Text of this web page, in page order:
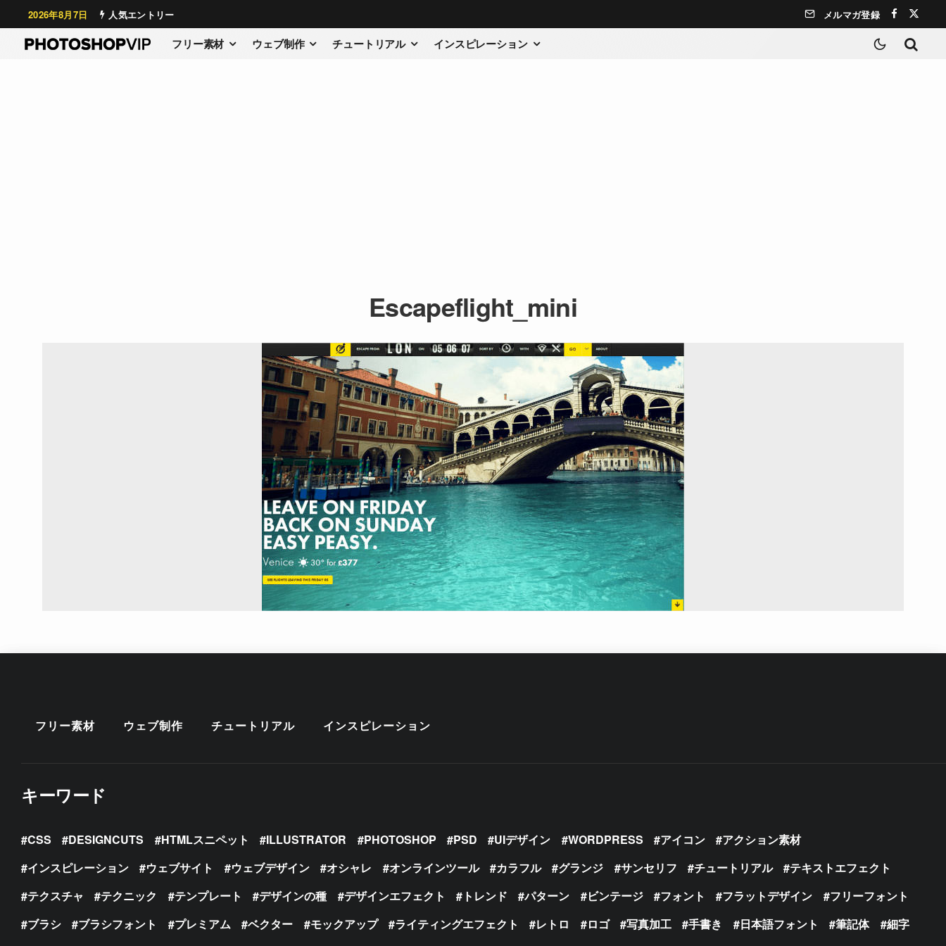
2026年8月7日 人気エントリー メルマガ登録
フリー素材 ウェブ制作 チュートリアル インスピレーション
Escapeflight_mini
フリー素材 ウェブ制作 チュートリアル インスピレーション
キーワード
CSS DESIGNCUTS HTMLスニペット ILLUSTRATOR PHOTOSHOP PSD UIデザイン WORDPRESS アイコン
アクション素材
インスピレーション
ウェブサイト ウェブデザイン オシャレ オンラインツール カラフル グランジ サンセリフ チュートリアル
テキストエフェクト
テクスチャ
テクニック テンプレート デザインの種 デザインエフェクト トレンド パターン ビンテージ フォント フラットデザイン
フリーフォント
ブラシ
ブラシフォント プレミアム ベクター モックアップ ライティングエフェクト レトロ ロゴ 写真加工 手書き 日本語フォント 筆記体
細字